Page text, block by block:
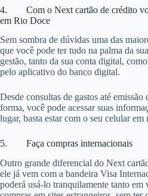
4. Com o Next cartão de crédito
em Rio Doce
Sem sombra de dúvidas uma das
que você pode ter tudo na palma da
gestão, tanto da sua conta digital,
pelo aplicativo do banco digital.
Desde consultas de gastos até
forma, você pode acessar suas
lugar, basta estar com o seu celular em
5. Faça compras internacionais
Outro grande diferencial do Next
ele já vem com a bandeira Visa
poderá usá-lo tranquilamente tanto